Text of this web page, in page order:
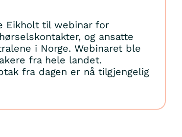
Eikholt til webinar for
og ansatte
i Norge. Webinaret ble
fra hele landet.
fra dagen er nå tilgjengelig